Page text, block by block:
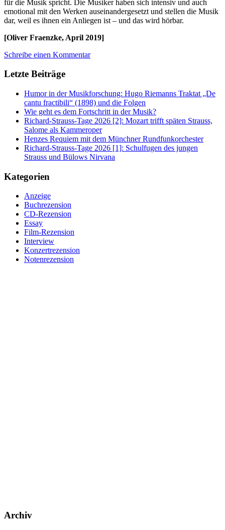
für die Musik spricht. Die Musiker haben sich intensiv und auch
emotional mit den Werken auseinandergesetzt und stellen die Musik
dar, weil es ihnen ein Anliegen ist – und das wird hörbar.
[Oliver Fraenzke, April 2019]
Schreibe einen Kommentar
Letzte Beiträge
Humor in der Musikforschung: Hugo Riemanns Traktat „De
cantu fractibili“ (1898) und die Folgen
Wie geht es dem Fortschritt in der Musik?
Richard-Strauss-Tage 2026 [2]: Mozart trifft späten Strauss,
Salome als Kammeroper
Henzes Requiem mit dem Münchner Rundfunkorchester
Richard-Strauss-Tage 2026 [1]: Schulfugen des jungen
Strauss und Bülows Nirvana
Kategorien
Anzeige
Buchrezension
CD-Rezension
Essay
Film-Rezension
Interview
Konzertrezension
Notenrezension
Archiv